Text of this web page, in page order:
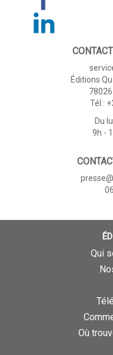
Éditions
Tél :
Du
9h -
Qui
Où